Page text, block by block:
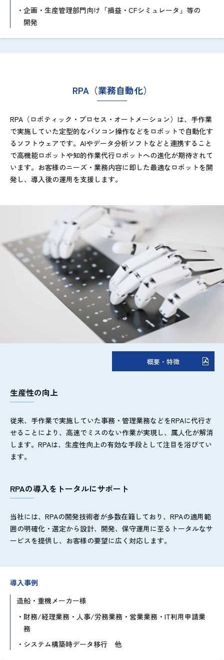
企画・生産管理部門向け「損益・CFシミュレータ」等の
開発
RPA（業務自動化）
RPA（ロボティック・プロセス・オートメーション）は、手作業
で実施していた定型的なパソコン操作などをロボットで自動化す
るソフトウェアです。AIやデータ分析ソフトなどと連携すること
で高機能ロボットや知的作業代行ロボットへの進化が期待されて
います。お客様のニーズ・業務内容に即した最適なロボットを開
発し、導入後の運用を支援します。
概要・特徴
生産性の向上
従来、手作業で実施していた事務・管理業務などをRPAに代行さ
せることにより、高速でミスのない作業が実現し、属人化が解消
します。RPAは、生産性向上の有効な手段として注目を浴びてい
ます。
RPAの導入をトータルにサポート
当社には、RPAの開発技術者が多数在籍しており、RPAの適用範
囲の明確化・選定から設計、開発、保守運用に至るトータルなサ
ービスを提供し、お客様の要望に広く対応します。
導入事例
造船・重機メーカー様
財務/経理業務・人事/労務業務・営業業務・IT利用申請業
務
システム構築時データ移行 他